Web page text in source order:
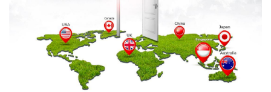
International School မှ အထူးပင်ချီးကျူးဂုဏ်ပြုအပ်ပါသည်။
#YourWorld2025
#BritishCouncilPartnerSchool
#GlobalPathwaysInternationalSchool
#StrategyFirstEducationGroup